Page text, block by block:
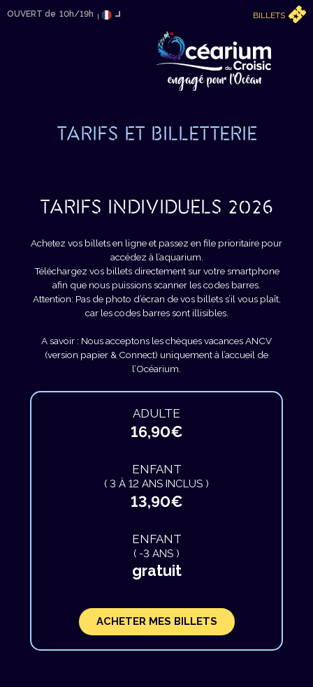
BILLETS
OUVERT de 10h/19h
TARIFS ET BILLETTERIE
TARIFS INDIVIDUELS 2026
Achetez vos billets en ligne et passez en file prioritaire pour
accédez à l’aquarium.
Téléchargez vos billets directement sur votre smartphone
afin que nous puissions scanner les codes barres.
Attention: Pas de photo d’écran de vos billets s’il vous plaît,
car les codes barres sont illisibles.
A savoir : Nous acceptons les chèques vacances ANCV
(version papier & Connect) uniquement à l’accueil de
l’Océarium.
ADULTE
16,90€
ENFANT
( 3 À 12 ANS INCLUS )
13,90€
ENFANT
( -3 ANS )
gratuit
ACHETER MES BILLETS